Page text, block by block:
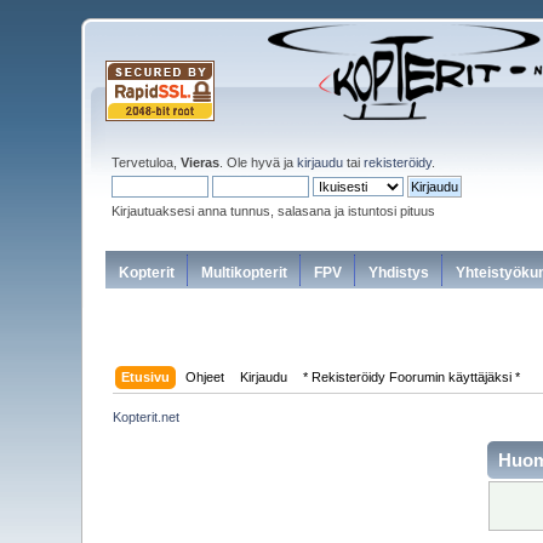
Tervetuloa,Vieras . Ole hyvä jakirjaudu tairekisteröidy.
Kirjautuaksesi anna tunnus, salasana ja istuntosi pituus
Kopterit Multikopterit FPV Yhdistys
Etusivu Ohjeet Kirjaudu * Rekisteröidy Foorumin käyttäjäksi *
Kopterit.net